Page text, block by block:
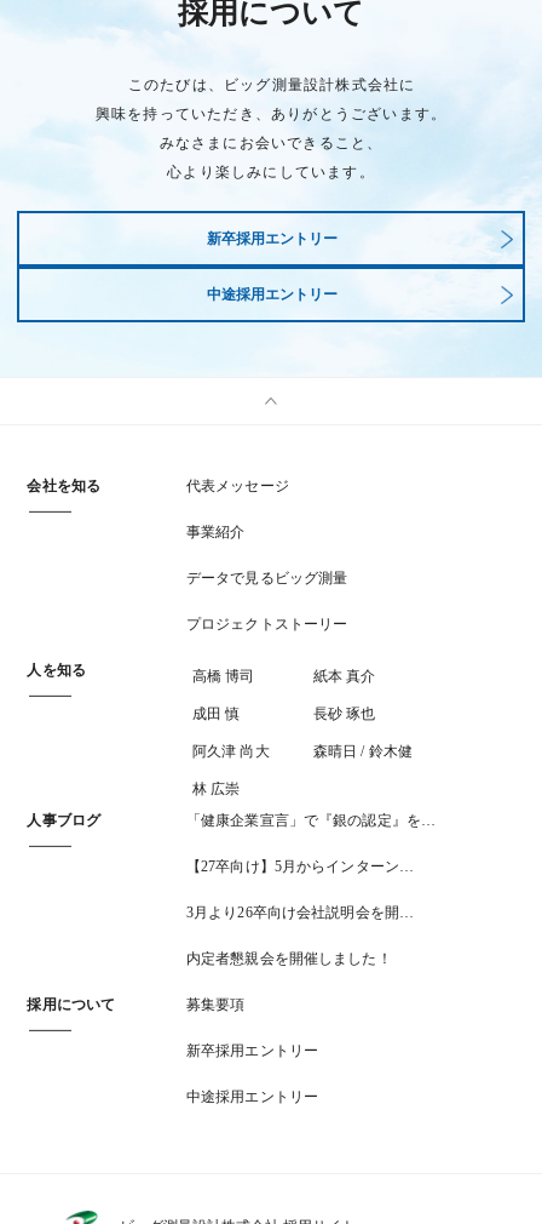
採用について
このたびは、ビッグ測量設計株式会社に
興味を持っていただき、ありがとうございます。
みなさまにお会いできること、
心より楽しみにしています。
新卒採用エントリー
中途採用エントリー
会社を知る 代表メッセージ
事業紹介
データで見るビッグ測量
プロジェクトストーリー
人を知る 高橋 博司 紙本 真介
成田 慎 長砂 琢也
阿久津 尚大 森晴日 / 鈴木健
林 広崇
人事ブログ
「健康企業宣言」で『銀の認定』を…
【27卒向け】5月からインターン…
3月より26卒向け会社説明会を開…
内定者懇親会を開催しました！
採用について 募集要項
新卒採用エントリー
中途採用エントリー